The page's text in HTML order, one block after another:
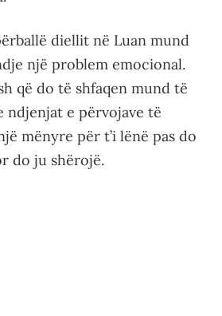
diellit në Luan mund
një problem emocional.
që do të shfaqen mund të
ndjenjat e përvojave të
mënyre për t’i lënë pas do
do ju shërojë.